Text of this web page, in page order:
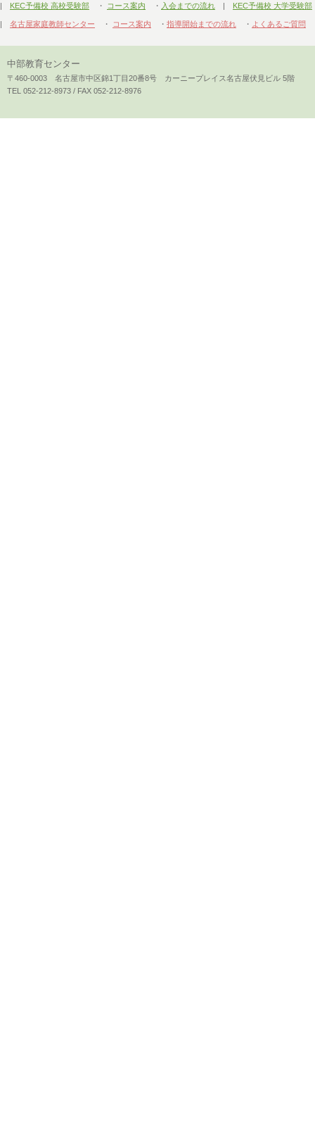
| KEC予備校 高校受験部 ・ コース案内 ・ 入会までの流れ | KEC予備校 大学受験部
| 名古屋家庭教師センター ・ コース案内 ・ 指導開始までの流れ ・ よくあるご質問
中部教育センター
〒460-0003 名古屋市中区錦1丁目20番8号 カーニープレイス名古屋伏見ビル 5階
TEL 052-212-8973 / FAX 052-212-8976